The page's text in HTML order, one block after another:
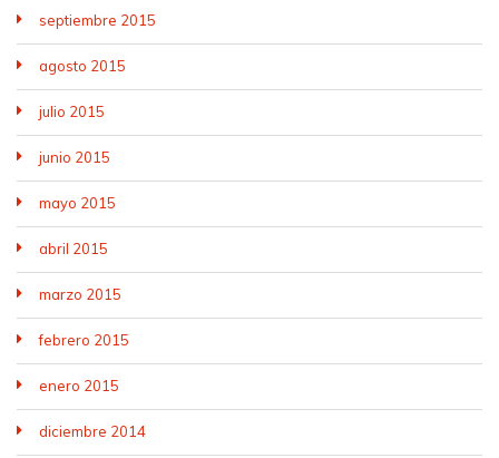
septiembre 2015
agosto 2015
julio 2015
junio 2015
mayo 2015
abril 2015
marzo 2015
febrero 2015
enero 2015
diciembre 2014